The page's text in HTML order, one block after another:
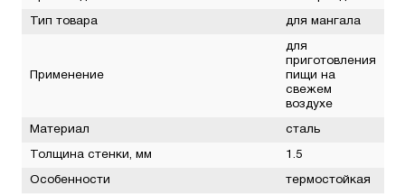
Тип товара для мангала
Применение
для
приготовления
пищи на
свежем
воздухе
Материал сталь
Толщина стенки, мм 1.5
Особенности термостойкая